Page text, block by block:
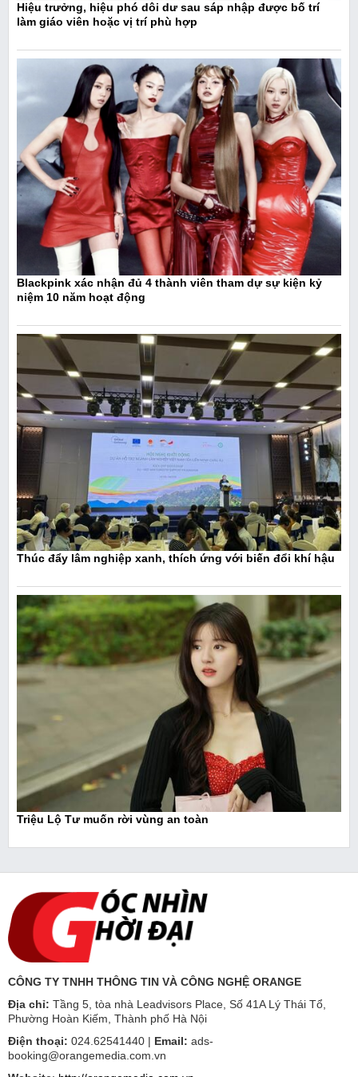
Hiệu trưởng, hiệu phó dôi dư sau sáp nhập được bố trí
làm giáo viên hoặc vị trí phù hợp
Blackpink xác nhận đủ 4 thành viên tham dự sự kiện kỷ
niệm 10 năm hoạt động
Thúc đẩy lâm nghiệp xanh, thích ứng với biến đổi khí hậu
Triệu Lộ Tư muốn rời vùng an toàn
CÔNG TY TNHH THÔNG TIN VÀ CÔNG NGHỆ ORANGE
Địa chỉ: Tầng 5, tòa nhà Leadvisors Place, Số 41A Lý Thái Tổ,
Phường Hoàn Kiếm, Thành phố Hà Nội
Điện thoại: 024.62541440 | Email: ads-
booking@orangemedia.com.vn